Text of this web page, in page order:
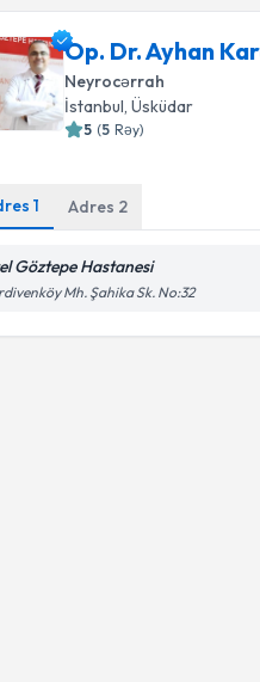
Op. Dr. Ayhan
Neyrocərrah
İstanbul, Üsküdar
5 (5 Rəy)
1 Adres 2
Göztepe Hastanesi
Mh. Şahika Sk. No:32